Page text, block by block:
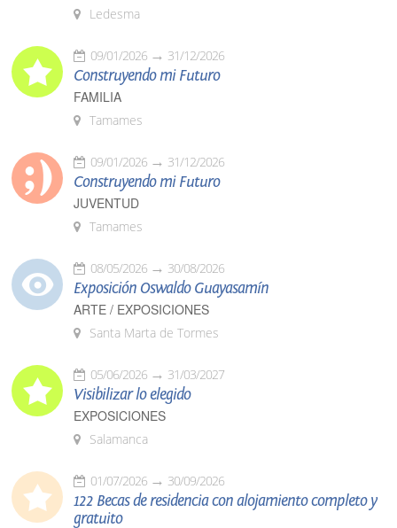
Ledesma
09/01/2026 31/12/2026
Construyendo mi Futuro
FAMILIA
Tamames
09/01/2026 31/12/2026
Construyendo mi Futuro
JUVENTUD
Tamames
08/05/2026 30/08/2026
Exposición Oswaldo Guayasamín
ARTE / EXPOSICIONES
Santa Marta de Tormes
05/06/2026 31/03/2027
Visibilizar lo elegido
EXPOSICIONES
Salamanca
01/07/2026 30/09/2026
122 Becas de residencia con alojamiento completo y
gratuito